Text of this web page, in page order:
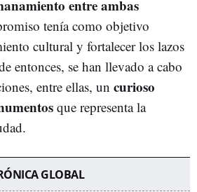
entre ambas
tenía como objetivo
cultural y fortalecer los lazos
entonces, se han llevado a cabo
entre ellas, un curioso
que representa la
GLOBAL